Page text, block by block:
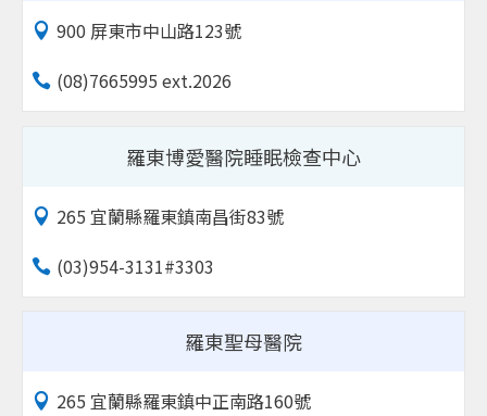
900 屏東市中山路123號
(08)7665995 ext.2026
羅東博愛醫院睡眠檢查中心
265 宜蘭縣羅東鎮南昌街83號
(03)954-3131#3303
羅東聖母醫院
265 宜蘭縣羅東鎮中正南路160號